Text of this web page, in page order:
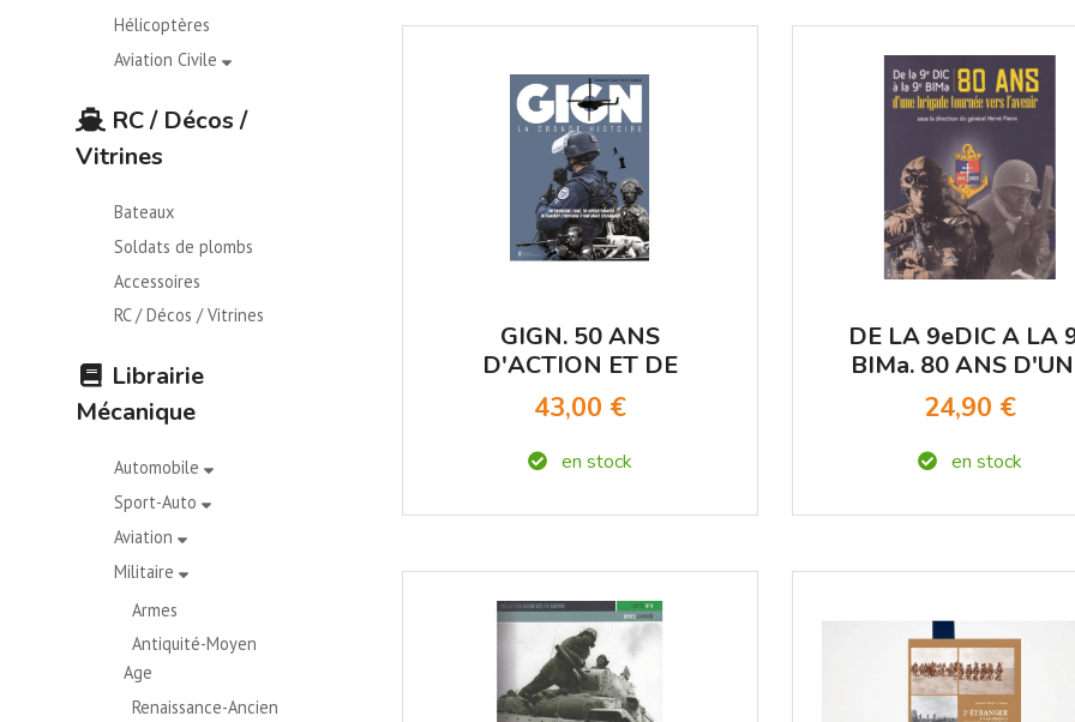
Hélicoptères
Aviation Civile
RC / Décos /
Vitrines
Bateaux
Soldats de plombs
Accessoires
RC / Décos / Vitrines
Librairie
Mécanique
Automobile
Sport-Auto
Aviation
Militaire
Armes
Antiquité-Moyen
Age
Renaissance-Ancien
GIGN. 50 ANS
D'ACTION ET DE
TRADITIONS. (DE
TAILLAC)
43,00 €
en stock
DE LA 9eDIC A LA
BIMa. 80 ANS
BRIGADE TOURN2E
VERS L'AVENIR
24,90 €
en stock